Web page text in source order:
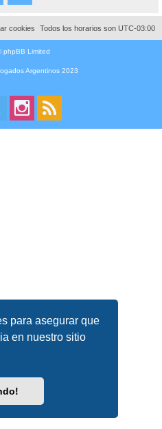
para asegurar que
en nuestro sitio
Todos los horarios son UTC-03:00
cookies
phpBB Limited
Argentinos 2023